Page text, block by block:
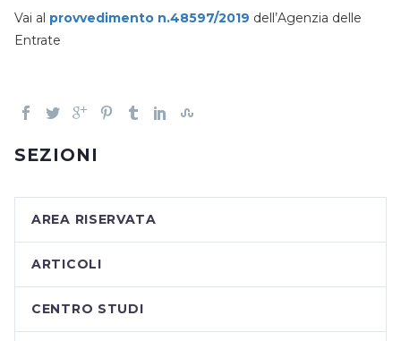
Vai al provvedimento n.48597/2019 dell’Agenzia delle
Entrate
SEZIONI
AREA RISERVATA
ARTICOLI
CENTRO STUDI